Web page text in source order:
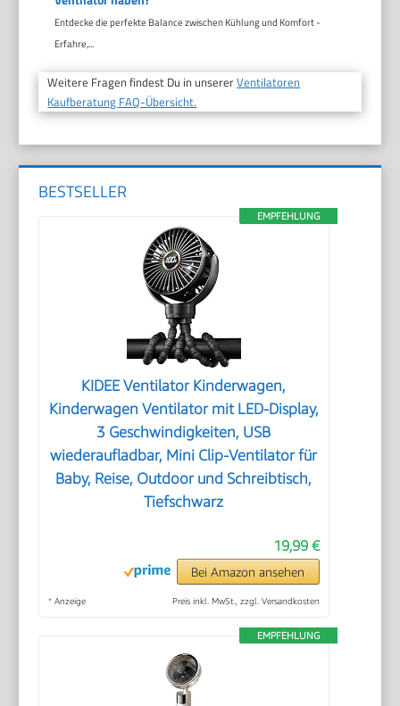
Entdecke die perfekte Balance zwischen Kühlung und Komfort -
Erfahre,...
Weitere Fragen findest Du in unsererVentilatoren
Kaufberatung FAQ-Übersicht.
BESTSELLER
EMPFEHLUNG
KIDEE Ventilator Kinderwagen,
Kinderwagen Ventilator mit LED-Display,
3 Geschwindigkeiten, USB
wiederaufladbar, Mini Clip-Ventilator für
Baby, Reise, Outdoor und Schreibtisch,
Tiefschwarz
19,99 €
Bei Amazon ansehen
* Anzeige Preis inkl. MwSt., zzgl. Versandkosten
EMPFEHLUNG